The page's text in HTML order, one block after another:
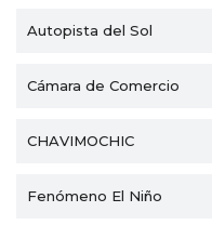
Autopista del Sol
Cámara de Comercio
CHAVIMOCHIC
Fenómeno El Niño